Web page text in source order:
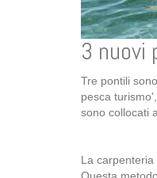
3 nuovi
Tre pontili
pesca
sono collocati
La
Questa